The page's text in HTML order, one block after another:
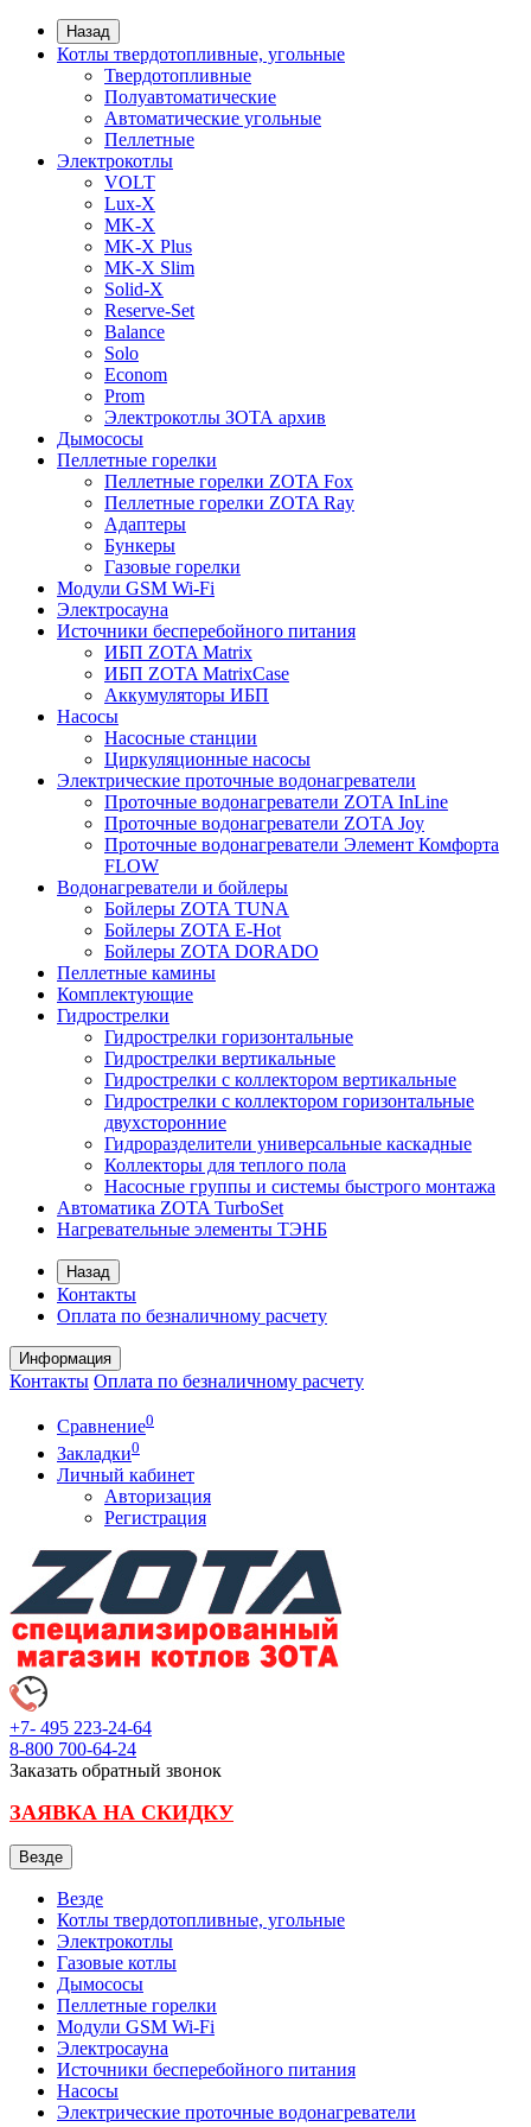
Назад
Котлы твердотопливные, угольные
Твердотопливные
Полуавтоматические
Автоматические угольные
Пеллетные
Электрокотлы
VOLT
Lux-X
MK-X
MK-X Plus
MK-X Slim
Solid-X
Reserve-Set
Balance
Solo
Econom
Prom
Электрокотлы ЗОТА архив
Дымососы
Пеллетные горелки
Пеллетные горелки ZOTA Fox
Пеллетные горелки ZOTA Ray
Адаптеры
Бункеры
Газовые горелки
Модули GSM Wi-Fi
Электросауна
Источники бесперебойного питания
ИБП ZOTA Matrix
ИБП ZOTA MatrixCase
Аккумуляторы ИБП
Насосы
Насосные станции
Циркуляционные насосы
Электрические проточные водонагреватели
Проточные водонагреватели ZOTA InLine
Проточные водонагреватели ZOTA Joy
Проточные водонагреватели Элемент Комфорта
FLOW
Водонагреватели и бойлеры
Бойлеры ZOTA TUNA
Бойлеры ZOTA E-Hot
Бойлеры ZOTA DORADO
Пеллетные камины
Комплектующие
Гидрострелки
Гидрострелки горизонтальные
Гидрострелки вертикальные
Гидрострелки с коллектором вертикальные
Гидрострелки с коллектором горизонтальные
двухсторонние
Гидроразделители универсальные каскадные
Коллекторы для теплого пола
Насосные группы и системы быстрого монтажа
Автоматика ZOTA TurboSet
Нагревательные элементы ТЭНБ
Назад
Контакты
Оплата по безналичному расчету
Информация
Контакты Оплата по безналичному расчету
Сравнение0
Закладки0
Личный кабинет
Авторизация
Регистрация
+7- 495 223-24-64
8-800 700-64-24
Заказать обратный звонок
ЗАЯВКА НА СКИДКУ
Везде
Везде
Котлы твердотопливные, угольные
Электрокотлы
Газовые котлы
Дымососы
Пеллетные горелки
Модули GSM Wi-Fi
Электросауна
Источники бесперебойного питания
Насосы
Электрические проточные водонагреватели